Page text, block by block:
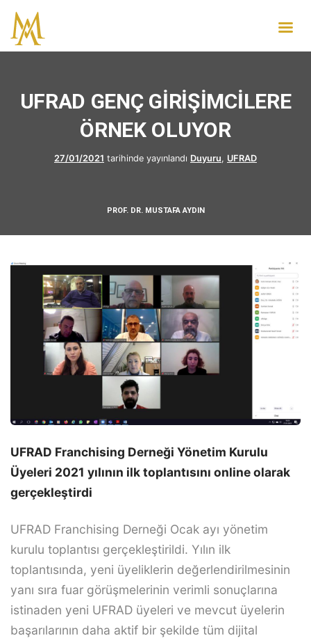
UFRAD GENÇ GİRİŞİMCİLERE
ÖRNEK OLUYOR
27/01/2021 tarihinde yayınlandı Duyuru, UFRAD
PROF. DR. MUSTAFA AYDIN
UFRAD Franchising Derneği Yönetim Kurulu
Üyeleri 2021 yılının ilk toplantısını online olarak
gerçekleştirdi
UFRAD Franchising Derneği Ocak ayı yönetim
kurulu toplantısı gerçekleştirildi. Yılın ilk
toplantısında, yeni üyeliklerin değerlendirilmesinin
yanı sıra fuar görüşmelerinin verimli sonuçlarına
istinaden yeni UFRAD üyeleri ve mevcut üyelerin
başarılarının daha aktif bir şekilde tüm dijital